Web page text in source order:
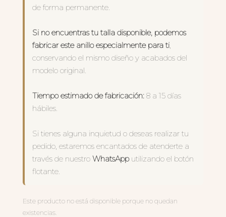
de forma permanente.
Si no encuentras tu talla disponible, podemos
fabricar este anillo especialmente para ti,
conservando el mismo diseño y acabados del
modelo original.
Tiempo estimado de fabricación:8 a 15 días
hábiles.
Si tienes alguna inquietud o deseas realizar tu
pedido, estaremos encantados de atenderte a
través de nuestro WhatsApputilizando el botón
flotante.
Este producto no está disponible porque no quedan
existencias.